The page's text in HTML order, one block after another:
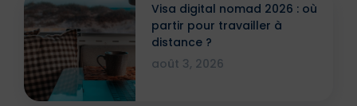
Visa digital nomad 2026 : où
partir pour travailler à
distance ?
août 3, 2026